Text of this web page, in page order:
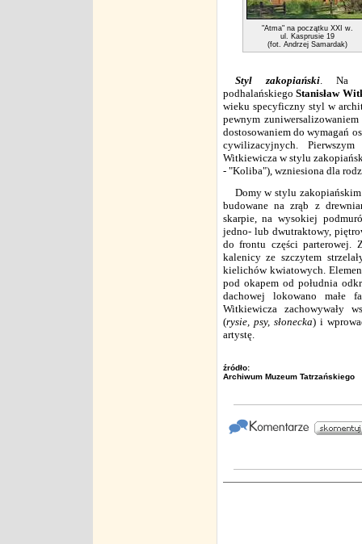
"Atma" na początku XXI w.
ul. Kasprusie 19
(fot. Andrzej Samardak)
Styl zakopiański. Na
podhalańskiegoStanisław
wieku specyficzny styl w
pewnym
dostosowaniem do wymagań
cywilizacyjnych.
Witkiewicza w stylu
- "Koliba"), wzniesiona dla
Domy w stylu
budowane na zrąb z
skarpie, na wysokiej
jedno- lub dwutraktowy,
do frontu części parterowej.
kalenicy ze szczytem
kielichów kwiatowych.
pod okapem od południa
dachowej lokowano
Witkiewicza zachowywały
(rysie, psy, słonecka) i
artystę.
źródło:
Archiwum Muzeum Tatrzańskiego